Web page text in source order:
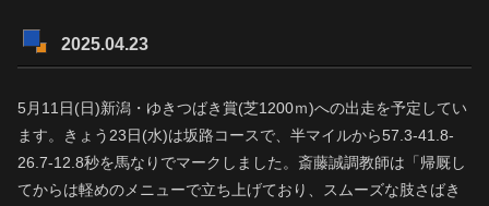
2025.04.23
5月11日(日)新潟・ゆきつばき賞(芝1200ｍ)への出走を予定してい
ます。きょう23日(水)は坂路コースで、半マイルから57.3-41.8-
26.7-12.8秒を馬なりでマークしました。斎藤誠調教師は「帰厩し
てからは軽めのメニューで立ち上げており、スムーズな肢さばき